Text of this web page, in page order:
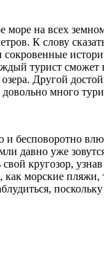
на всех
К слову
турист сможет
Другой
много
бесповоротно
давно уже
кругозор,
как морские